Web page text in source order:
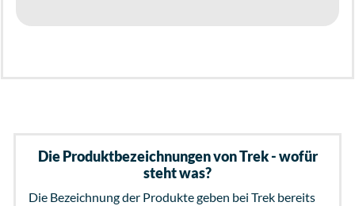
Die Produktbezeichnungen von Trek - wofür
steht was?
Die Bezeichnung der Produkte geben bei Trek bereits